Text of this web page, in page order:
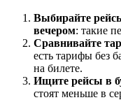
Выбирайте
вечером: такие
Сравнивайте
есть тарифы без
на билете.
Ищите рейсы в
стоят меньше в